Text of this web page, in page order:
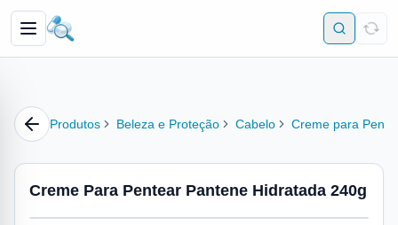
Produtos Beleza e Proteção Cabelo Creme para
Creme Para Pentear Pantene Hidratada 240g